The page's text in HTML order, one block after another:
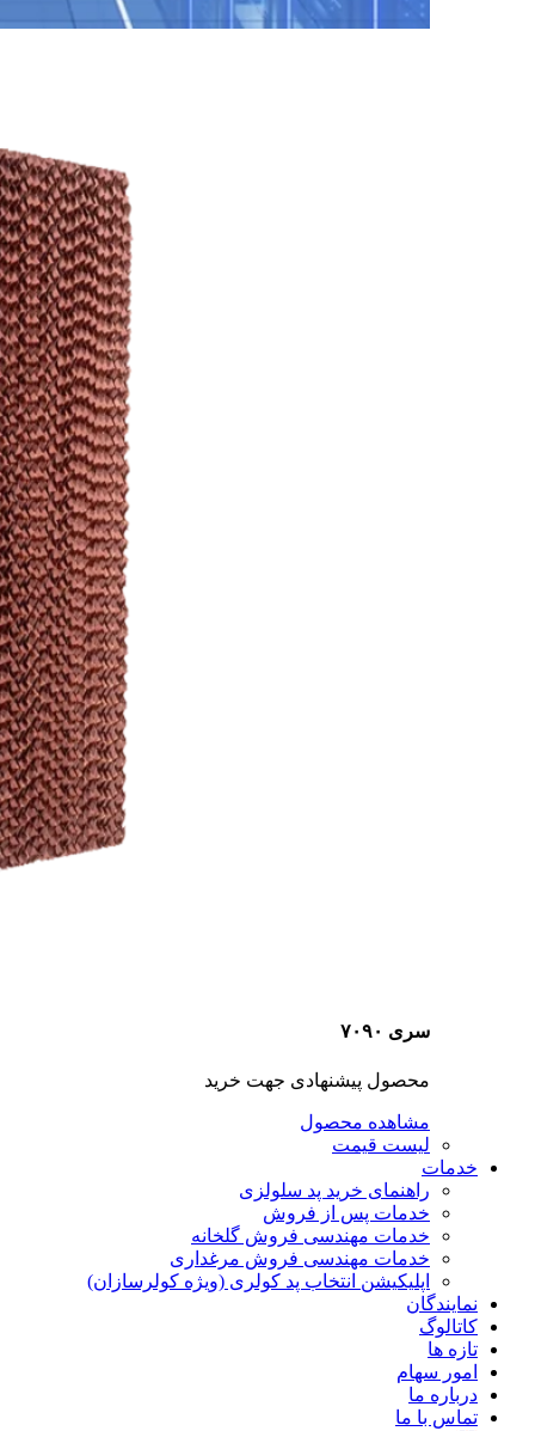
سری ۷۰۹۰
محصول پیشنهادی جهت خرید
مشاهده محصول
لیست قیمت
خدمات
راهنمای خرید پد سلولزی
خدمات پس از فروش
خدمات مهندسی فروش گلخانه
خدمات مهندسی فروش مرغداری
اپلیکیشن انتخاب پد کولری (ویژه کولرسازان)
نمایندگان
کاتالوگ
تازه ها
امور سهام
درباره ما
تماس با ما